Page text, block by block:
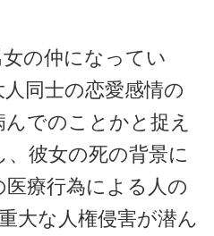
の仲になってい
同士の恋愛感情の
でのことかと捉え
彼女の死の背景に
療行為による人の
大な人権侵害が潜ん